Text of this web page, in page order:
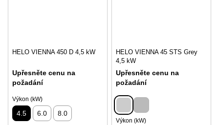
HELO VIENNA 450 D 4,5 kW
Upřesněte cenu na
požadání
Výkon (kW)
4.5 6.0 8.0
HELO VIENNA 45 STS Grey
4,5 kW
Upřesněte cenu na
požadání
Výkon (kW)